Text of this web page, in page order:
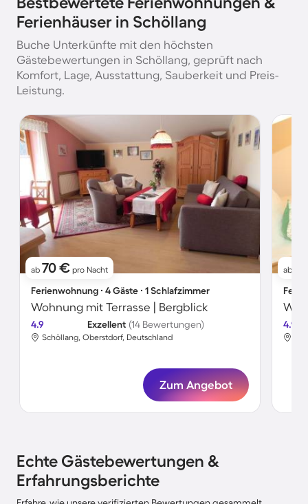
Ferienhäuser in Schöllang
Buche Unterkünfte mit den höchsten
Gästebewertungen in Schöllang, geprüft nach
Komfort, Lage, Ausstattung, Sauberkeit und Preis-
Leistung.
ab 70 € pro Nacht
Ferienwohnung ∙ 4 Gäste ∙ 1 Schlafzimmer
Wohnung mit Terrasse | Bergblick
4.9 Exzellent (14 Bewertungen)
Schöllang, Oberstdorf, Deutschland
Zum Angebot
ab
4.9
Echte Gästebewertungen &
Erfahrungsberichte